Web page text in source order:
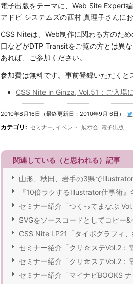
電子出版をテーマに、Web Site Expert
アドビ システムズの西村 真理子さんにお
CSS Niteは、Web制作に関わる方のた
口などがDTP Transitをご覧の方とは異
あれば、ご参加ください。
参加費は無料です。事前登録いただくと
CSS Nite in Ginza, Vol.51：ご入場
2010年8月16日（最終更新日：2010年9月 6日）
カテゴリ: セミナー, イベント, 展示会, 電子出版
関連している（と思われる）記事
山形、秋田、岩手の3県で
『10倍ラクするIllustrator仕事術
セミナー紹介「つくってまなぶ
SVGをソースコードとしてコピー&
CSS Nite LP21「タイポグラフィ
セミナー紹介「クリ☆ステVol.2：
セミナー紹介「クリ☆ステVol.2：
セミナー紹介「マイナビBOOKS